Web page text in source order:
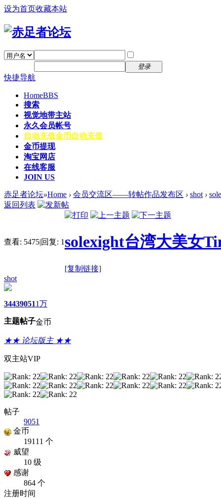
设为首页收藏本站
登录
快捷导航
HomeBBS
搜索
视觉地带主站
永久会员帐号
自动充值金币自动充值
金币提现
淘宝网店
在线客服
JOIN US
赤足者论坛»Home › 会员交流区——转帖作品发布区 › shot ›
返回列表
查看: 5475|回复: 1 solexight台湾大美女
[复制链接]
shot
3443
主题
9051
帖子
1万
金币
★★ 论坛版主 ★★
双主站VIP
帖子
9051
金币
19111 个
威望
10 级
感谢
864 个
注册时间